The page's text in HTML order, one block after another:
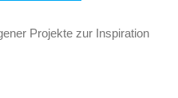
Projekte zur Inspiration